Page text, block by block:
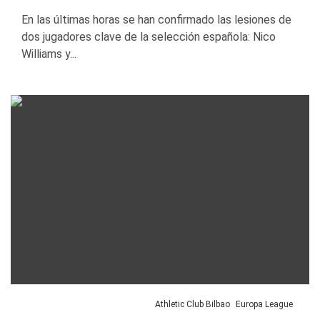
En las últimas horas se han confirmado las lesiones de
dos jugadores clave de la selección española: Nico
Williams y...
Athletic Club Bilbao Europa League